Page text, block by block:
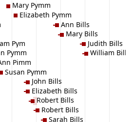
Pym
Pymm
Pimm
Susan Pymm
Mary Pymm
Elizabeth Pymm
John Bills
Elizabeth Bills
Robert Bills
Robert Bills
Sarah Bills
Ann Bills
Mary Bills
Judith Bills
William Bills